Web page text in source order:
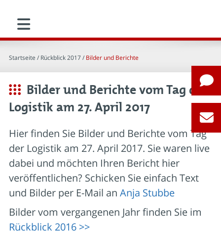
Startseite / Rückblick 2017 / Bilder und Berichte
Bilder und Berichte vom Tag der
Logistik am 27. April 2017
Hier finden Sie Bilder und Berichte vom Tag
der Logistik am 27. April 2017. Sie waren live
dabei und möchten Ihren Bericht hier
veröffentlichen? Schicken Sie einfach Text
und Bilder per E-Mail an Anja Stubbe
Bilder vom vergangenen Jahr finden Sie im
Rückblick 2016 >>